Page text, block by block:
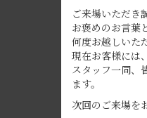
ご来場いただき
お褒めのお言葉
何度お越しいた
現在お客様には
スタッフ一同、
ます。
次回のご来場を